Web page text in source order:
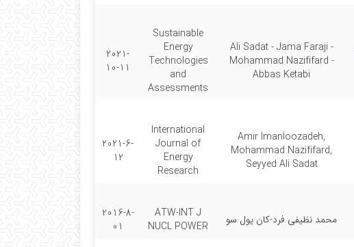
Ali Sadat - Jama Faraji -
Mohammad Nazififard -
Abbas Ketabi
Sustainable
Energy
Technologies
and
Assessments
2021-
10-11
Amir Imanloozadeh,
Mohammad Nazififard,
Seyyed Ali Sadat
International
Journal of
Energy
Research
2021-6-
12
محمد نظیفی فرد-کان یول سو
ATW-INT J
NUCL POWER
2016-8-
01